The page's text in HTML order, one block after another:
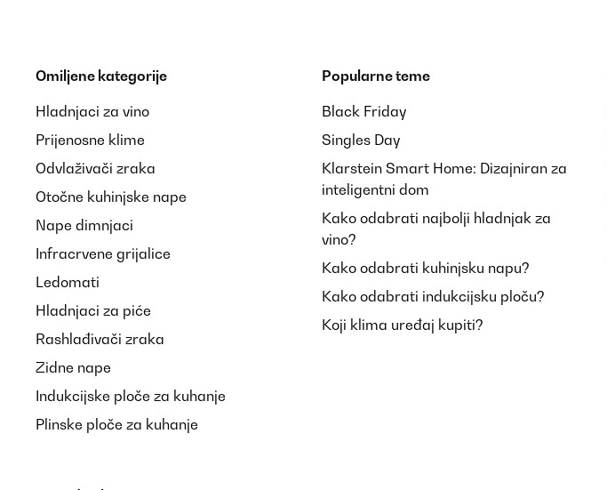
Omiljene kategorije
Hladnjaci za vino
Prijenosne klime
Odvlaživači zraka
Otočne kuhinjske nape
Nape dimnjaci
Infracrvene grijalice
Ledomati
Hladnjaci za piće
Rashlađivači zraka
Zidne nape
Indukcijske ploče za kuhanje
Plinske ploče za kuhanje
Popularne teme
Black Friday
Singles Day
Klarstein Smart Home: Dizajniran za
inteligentni dom
Kako odabrati najbolji hladnjak za
vino?
Kako odabrati kuhinjsku napu?
Kako odabrati indukcijsku ploču?
Koji klima uređaj kupiti?